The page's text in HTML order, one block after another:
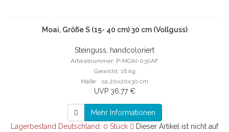
Moai, Größe S (15- 40 cm) 30 cm (Vollguss)
Steinguss, handcoloriert
Artikelnummer: P-MOAI-030AF
Gewicht: 16 kg
Maße: ca.20x20x30 cm
UVP 36,77 €
Mehr Informationen
Lagerbestand Deutschland: 0 Stück
Dieser Artikel ist nicht auf